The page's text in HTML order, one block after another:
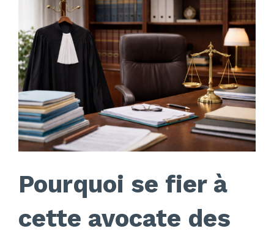
Pourquoi se fier à
cette avocate des